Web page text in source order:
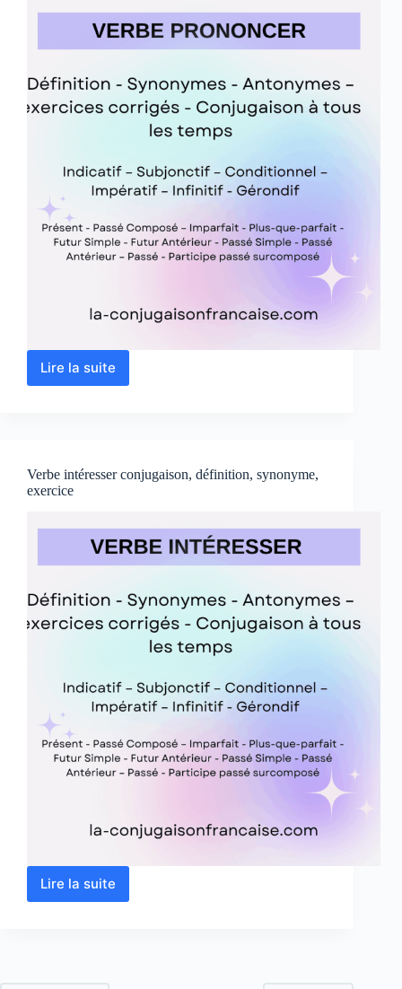
Lire la suite
Verbe
prononcer
Verbe intéresser conjugaison, définition, synonyme,
exercice
Lire la suite
Verbe
intéresser